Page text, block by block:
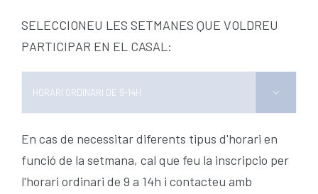
SELECCIONEU LES SETMANES QUE VOLDREU
PARTICIPAR EN EL CASAL:

En cas de necessitar diferents tipus d'horari en
funció de la setmana, cal que feu la inscripcio per
l'horari ordinari de 9 a 14h i contacteu amb